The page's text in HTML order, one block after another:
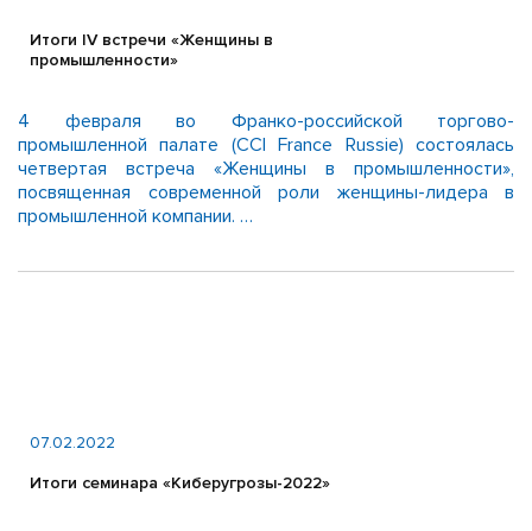
Итоги IV встречи «Женщины в
промышленности»
4 февраля во Франко-российской торгово-
промышленной палате (CCI France Russie) состоялась
четвертая встреча «Женщины в промышленности»,
посвященная современной роли женщины-лидера в
промышленной компании. …
07.02.2022
Итоги семинара «Киберугрозы-2022»